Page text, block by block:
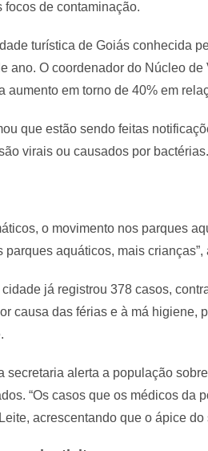
focos de contaminação.
turística de Goiás conhecida
ano. O coordenador do Núcleo
aumento em torno de 40% em
que estão sendo feitas
virais ou causados por bactérias.
o movimento nos parques
parques aquáticos, mais crianças”,
já registrou 378 casos,
causa das férias e à má higiene,
secretaria alerta a população
“Os casos que os médicos
acrescentando que o ápice